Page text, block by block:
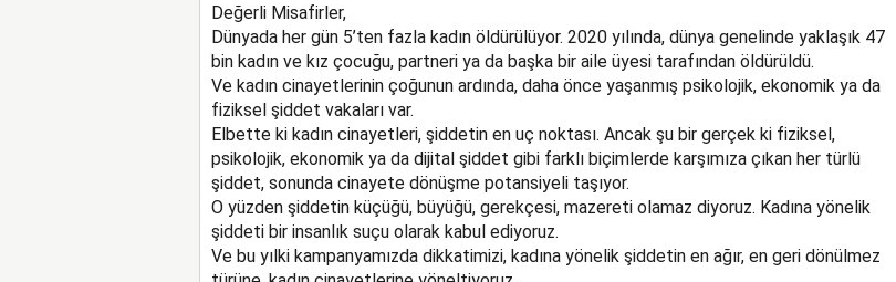
Değerli Misafirler,
Dünyada her gün 5’ten fazla kadın öldürülüyor. 2020 yılında, dünya genelinde yaklaşık 47
bin kadın ve kız çocuğu, partneri ya da başka bir aile üyesi tarafından öldürüldü.
Ve kadın cinayetlerinin çoğunun ardında, daha önce yaşanmış psikolojik, ekonomik ya da
fiziksel şiddet vakaları var.
Elbette ki kadın cinayetleri, şiddetin en uç noktası. Ancak şu bir gerçek ki fiziksel,
psikolojik, ekonomik ya da dijital şiddet gibi farklı biçimlerde karşımıza çıkan her türlü
şiddet, sonunda cinayete dönüşme potansiyeli taşıyor.
O yüzden şiddetin küçüğü, büyüğü, gerekçesi, mazereti olamaz diyoruz. Kadına yönelik
şiddeti bir insanlık suçu olarak kabul ediyoruz.
Ve bu yılki kampanyamızda dikkatimizi, kadına yönelik şiddetin en ağır, en geri dönülmez